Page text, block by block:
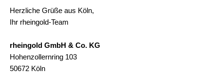
Herzliche Grüße aus Köln,
Ihr rheingold-Team
rheingold GmbH & Co. KG
Hohenzollernring 103
50672 Köln